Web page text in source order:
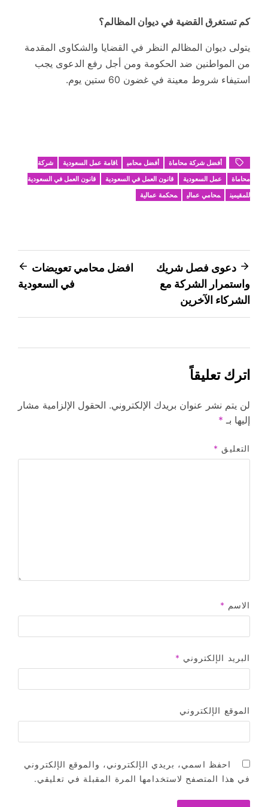
كم تستغرق القضية في ديوان المظالم؟
يتولى ديوان المظالم النظر في القضايا والشكاوى المقدمة
من المواطنين ضد الحكومة ومن أجل رفع الدعوى يجب
استيفاء شروط معينة في غضون 60 ستين يوم.
أفضل شركة محاماة أفضل محامي اقامة عمل السعودية
شركة
محاماة
عمل السعودية قانون العمل في السعودية
قانون العمل في السعودية
للمقيمين
محامي عمالي محكمة عمالية
تصفّح
المقالات
دعوى فصل شريك
واستمرار الشركة مع
الشركاء الآخرين
افضل محامي تعويضات
في السعودية
اترك تعليقاً
لن يتم نشر عنوان بريدك الإلكتروني. الحقول الإلزامية مشار
إليها بـ *
التعليق *
الاسم *
البريد الإلكتروني *
الموقع الإلكتروني
احفظ اسمي، بريدي الإلكتروني، والموقع الإلكتروني
في هذا المتصفح لاستخدامها المرة المقبلة في تعليقي.